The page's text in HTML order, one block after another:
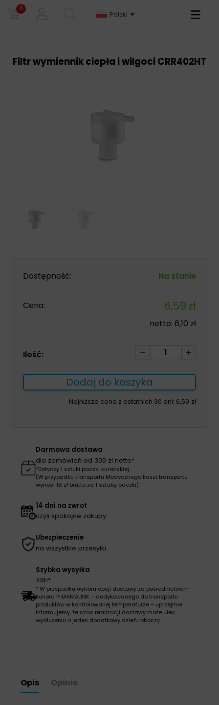
0
Polski
Primary
Filtr wymiennik ciepła i wilgoci CRR402HT
Dostępność: Na stanie
Cena: 6,59zł
netto: 6,10 zł
Ilość:
ilość
wymiennik
ciepła
i
Dodaj do koszyka
Najniższa cena z ostatnich 30 dni: 6,59 zł
Darmowa dostawa
dla zamówień od 300 zł netto*
*Dotyczy 1 sztuki paczki kurierskiej
(W przypadku transportu Medycznego koszt transportu
wynosi 16 zł brutto za 1 sztukę paczki)
14 dni na zwrot
czyli spokojne zakupy
Ubezpieczenie
na wszystkie przesyłki
Szybka wysyłka
48h*
* W przypadku wyboru opcji dostawy za pośrednictwem
kuriera PHARMALINK – dedykowanego do transportu
produktów w kontrolowanej temperaturze – uprzejmie
informujemy, że czas realizacji dostawy może ulec
wydłużeniu o jeden dodatkowy dzień roboczy.
Opis Opinie